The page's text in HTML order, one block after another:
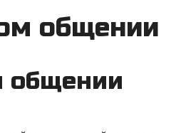
общении
общении